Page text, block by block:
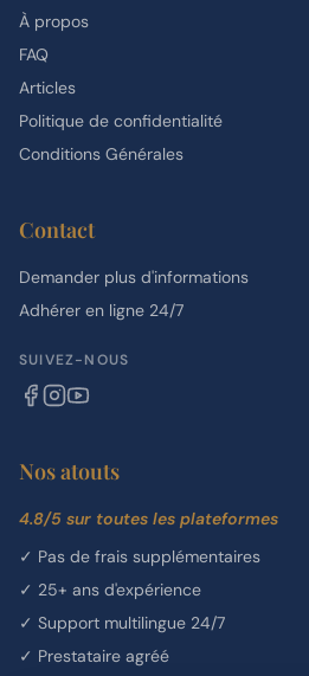
À propos
FAQ
Articles
Politique de confidentialité
Conditions Générales
Contact
Demander plus d'informations
Adhérer en ligne 24/7
SUIVEZ-NOUS
Nos atouts
4.8/5 sur toutes les plateformes
✓ Pas de frais supplémentaires
✓ 25+ ans d'expérience
✓ Support multilingue 24/7
✓ Prestataire agréé